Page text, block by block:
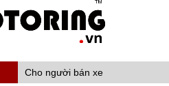
Cho người bán xe